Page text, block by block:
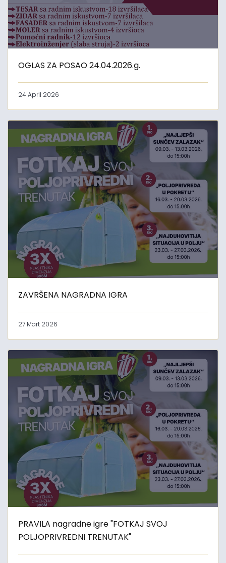
OGLAS ZA POSAO 24.04.2026.g.
24 April 2026
ZAVRŠENA NAGRADNA IGRA
27 Mart 2026
PRAVILA nagradne igre "FOTKAJ SVOJ
POLJOPRIVREDNI TRENUTAK"